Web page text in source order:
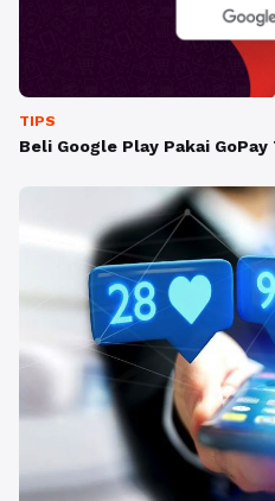
TIPS
Beli Google Play Pakai GoPay